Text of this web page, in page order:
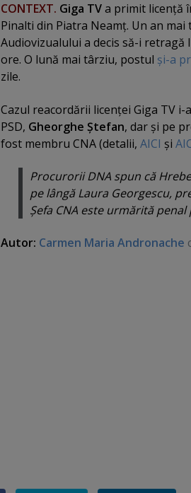
CONTEXT. Giga TVa primit licenţă
Pinalti din Piatra Neamţ. Un an
Audiovizualului a decis să-i retragă
ore. O lună mai târziu, postul şi-a
zile.
Cazul reacordării licenţei Giga TV i-
PSD, Gheorghe Ştefan, dar şi pe
fost membru CNA (detalii, AICI şi
Procurorii DNA spun că
pe lângă Laura Georgescu,
Şefa CNA este urmărită
Autor: Carmen Maria Andronache